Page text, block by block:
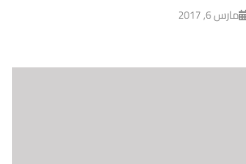
مارس 6, 2017